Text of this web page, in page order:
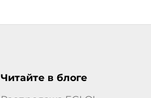
Читайте в блоге